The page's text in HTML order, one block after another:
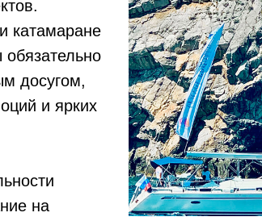
катамаране
досугом,
и ярких
на